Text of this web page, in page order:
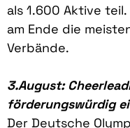
als 1.600 Aktive
am Ende die
Verbände.
3.August:
förderungswürdig
Der Deutsche